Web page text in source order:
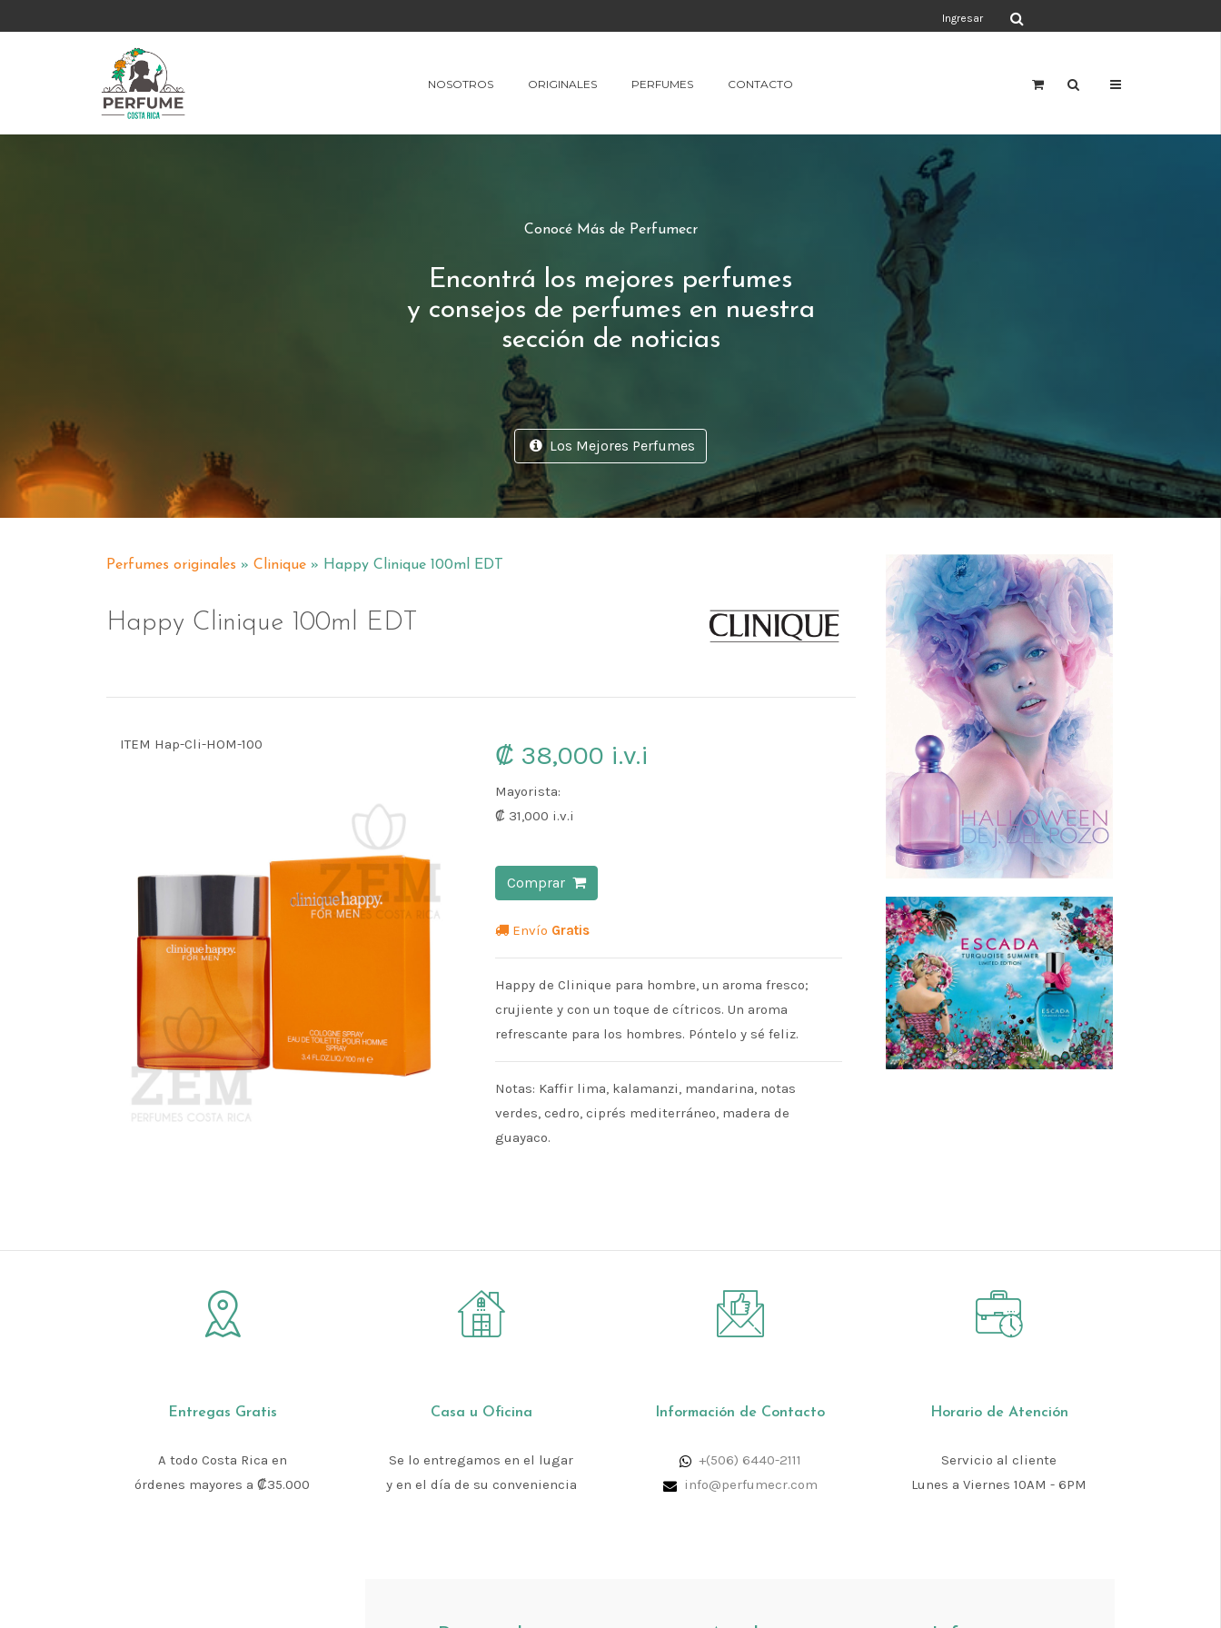
Ingresar
NOSOTROS ORIGINALES PERFUMES CONTACTO
Conocé Más de Perfumecr
Encontrá los mejores perfumes
y consejos de perfumes en nuestra
sección de noticias
Los Mejores Perfumes
Perfumes originales » Clinique » Happy Clinique 100ml EDT
Happy Clinique 100ml EDT
ITEM Hap-Cli-HOM-100 ₡ 38,000 i.v.i
Mayorista:
₡ 31,000 i.v.i
Comprar
Envío Gratis
Happy de Clinique para hombre, un aroma fresco;
crujiente y con un toque de cítricos. Un aroma
refrescante para los hombres. Póntelo y sé feliz.
Notas: Kaffir lima, kalamanzi, mandarina, notas
verdes, cedro, ciprés mediterráneo, madera de
guayaco.
Entregas Gratis
A todo Costa Rica en
órdenes mayores a ₡35.000
Casa u Oficina
Se lo entregamos en el lugar
y en el día de su conveniencia
Información de Contacto
+(506) 6440-2111
info@perfumecr.com
Horario de Atención
Servicio al cliente
Lunes a Viernes 10AM - 6PM